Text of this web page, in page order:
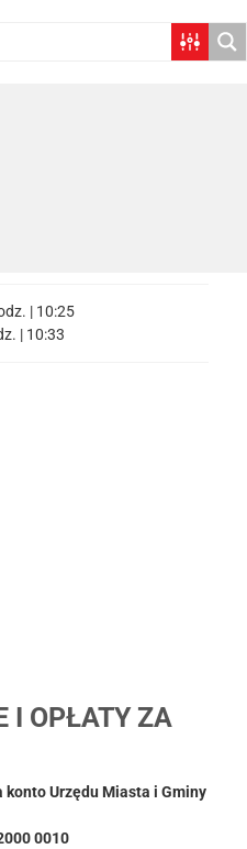
| 10:25
| 10:33
I OPŁATY ZA
konto Urzędu Miasta i Gminy
0010